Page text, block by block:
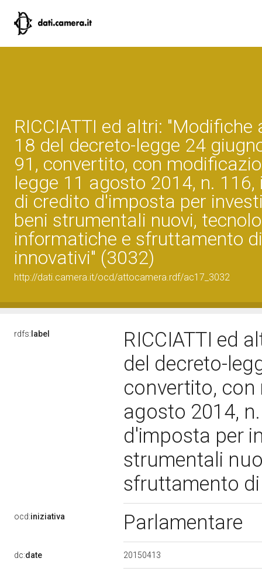
RICCIATTI ed altri:
18 del decreto-legge 24
91, convertito, con
legge 11 agosto 2014, n.
di credito d'imposta per
beni strumentali nuovi,
informatiche e sfruttamento
innovativi" (3032)
http://dati.camera.it/ocd/attocamera.rdf/ac17_3032
rdfs: label
RICCIATTI ed
del decreto-
convertito, con
agosto 2014,
d'imposta per
strumentali
sfruttamento
ocd:iniziativa Parlamentare
dc:date 20150413